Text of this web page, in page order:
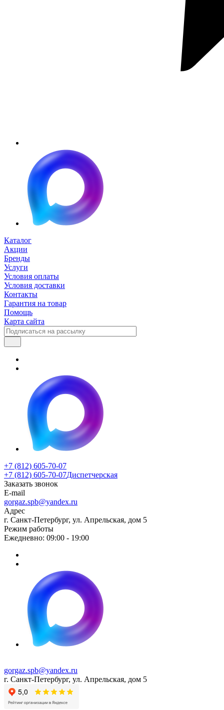
Каталог
Акции
Бренды
Услуги
Условия оплаты
Условия доставки
Контакты
Гарантия на товар
Помощь
Карта сайта
+7 (812) 605-70-07
+7 (812) 605-70-07Диспетчерская
Заказать звонок
E-mail
gorgaz.spb@yandex.ru
Адрес
г. Санкт-Петербург, ул. Апрельская, дом 5
Режим работы
Ежедневно: 09:00 - 19:00
gorgaz.spb@yandex.ru
г. Санкт-Петербург, ул. Апрельская, дом 5